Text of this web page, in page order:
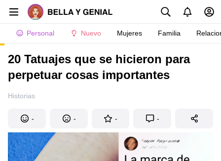
Personal Nuevo Mujeres Familia
20 Tatuajes que se hicieron para
perpetuar cosas importantes
Historias
- - - -